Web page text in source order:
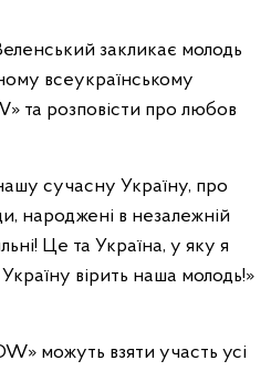
закликає молодь
всеукраїнському
та розповісти про любов
сучасну Україну, про
народжені в незалежній
Це та Україна, у яку я
вірить наша молодь!»
можуть взяти участь усі